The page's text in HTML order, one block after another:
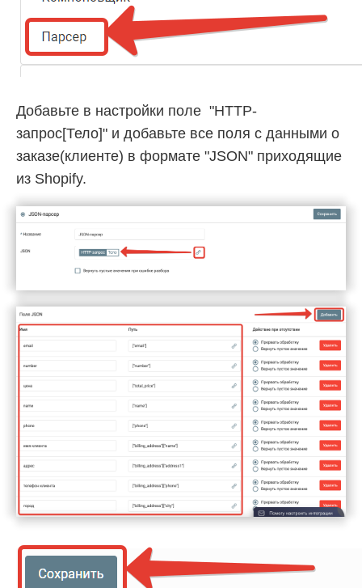
Добавьте в настройки поле "HTTP-
запрос[Тело]" и добавьте все поля с данными о
заказе(клиенте) в формате "JSON" приходящие
из Shopify.